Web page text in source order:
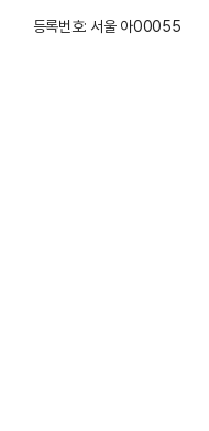
등록번호: 서울 아00055